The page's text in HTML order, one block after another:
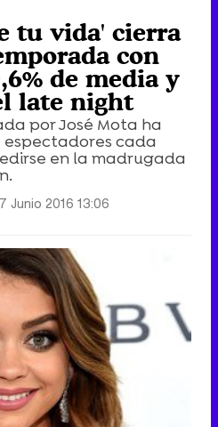
tu vida' cierra
con
de media y
late night
por José Mota ha
cada
en la madrugada
Junio 2016 13:06